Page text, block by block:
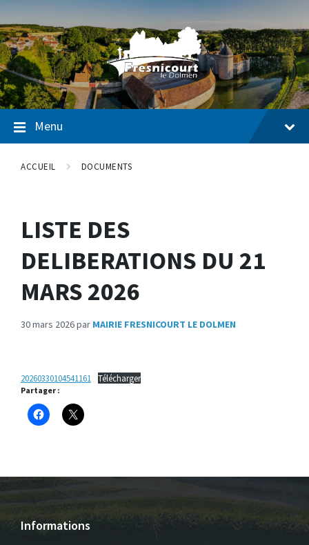
Passer
contenu
Passer
la
navigation
Passer
pied
de
page
Menu
ACCUEIL DOCUMENTS
LISTE DES
DELIBERATIONS DU 21
MARS 2026
30 mars 2026par MAIRIE FRESNICOURT LE DOLMEN
20260330104541161 Télécharger
Partager :
Informations